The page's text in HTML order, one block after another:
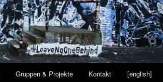
Gruppen & Projekte Kontakt [english]